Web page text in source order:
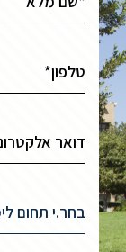
בחר.י תחום